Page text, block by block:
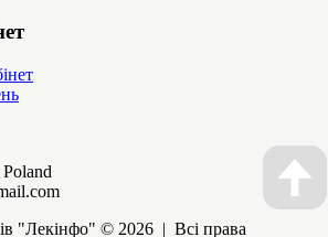
"Лекінфо" © 2026 | Всі права